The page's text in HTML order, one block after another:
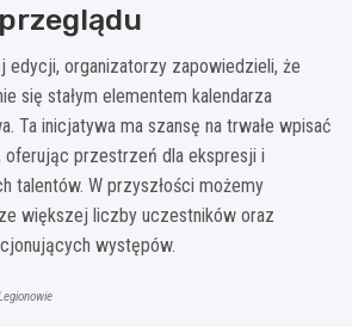
edycji, organizatorzy zapowiedzieli, że
się stałym elementem kalendarza
Ta inicjatywa ma szansę na trwałe wpisać
oferując przestrzeń dla ekspresji i
talentów. W przyszłości możemy
większej liczby uczestników oraz
występów.